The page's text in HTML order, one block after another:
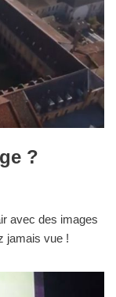
?
avec des images
jamais vue !